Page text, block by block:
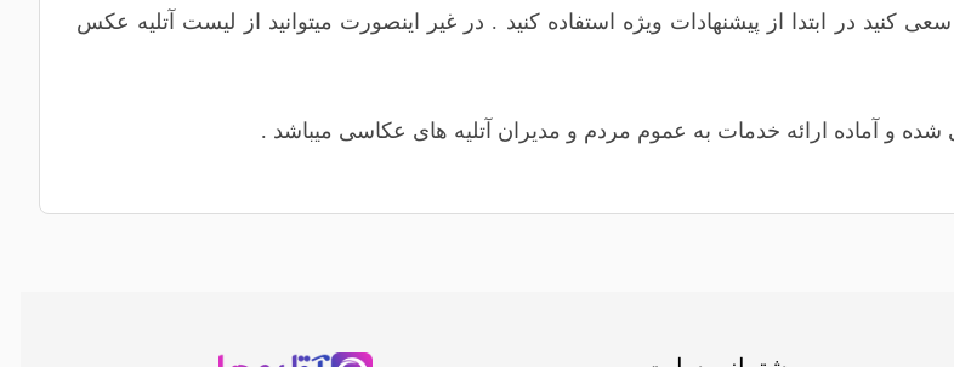
در ابتدا از پیشنهادات ویژه استفاده کنید . در غیر اینصورت میتوانید از لیست آتلیه عکس
و آماده ارائه خدمات به عموم مردم و مدیران آتلیه های عکاسی میباشد .